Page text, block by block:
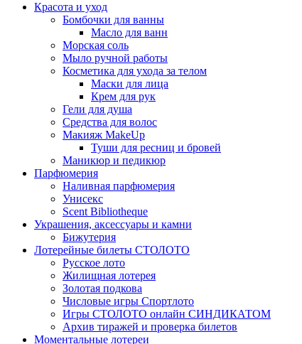
Красота и уход
Бомбочки для ванны
Масло для ванн
Морская соль
Мыло ручной работы
Косметика для ухода за телом
Маски для лица
Крем для рук
Гели для душа
Средства для волос
Макияж MakeUp
Туши для ресниц и бровей
Маникюр и педикюр
Парфюмерия
Наливная парфюмерия
Унисекс
Scent Bibliotheque
Украшения, аксессуары и камни
Бижутерия
Лотерейные билеты СТОЛОТО
Русское лото
Жилищная лотерея
Золотая подкова
Числовые игры Спортлото
Игры СТОЛОТО онлайн СИНДИКАТОМ
Архив тиражей и проверка билетов
Моментальные лотереи